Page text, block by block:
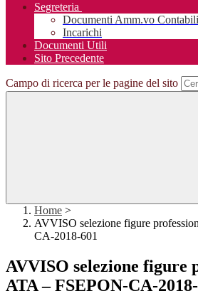
Segreteria
Documenti Amm.vo Contabili
Incarichi
Documenti Utili
Sito Precedente
Campo di ricerca per le pagine del sito
Home >
AVVISO selezione figure
CA-2018-601
AVVISO selezione figure
ATA – FSEPON-CA-